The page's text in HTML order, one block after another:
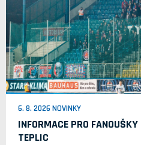
6. 8. 2026 NOVINKY
INFORMACE PRO
TEPLIC